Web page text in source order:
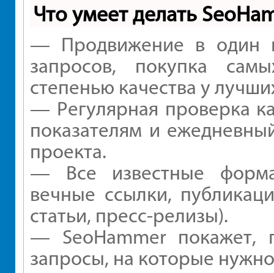
Что умеет делать
— Продвижение в один
запросов, покупка
степенью качества у
— Регулярная проверка
показателям и
проекта.
— Все известные
вечные ссылки,
статьи, пресс-релизы).
— SeoHammer покажет,
запросы, на которые